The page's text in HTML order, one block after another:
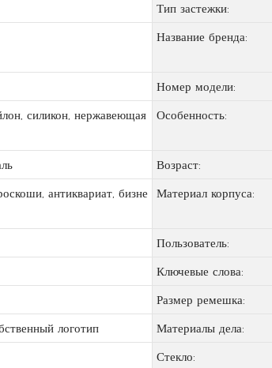
Тип застежки:
Название бренда:
Номер модели:
силикон, нержавеющая
Особенность:
Возраст:
антиквариат, бизне
Материал корпуса:
Пользователь:
Ключевые слова:
Размер ремешка:
логотип Материалы дела:
Стекло: